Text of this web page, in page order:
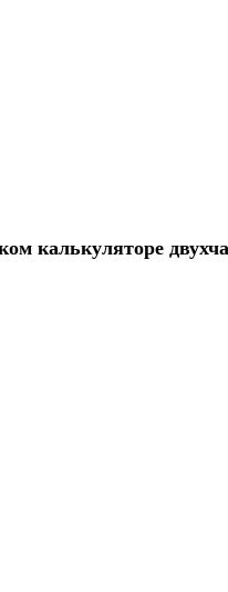
калькуляторе